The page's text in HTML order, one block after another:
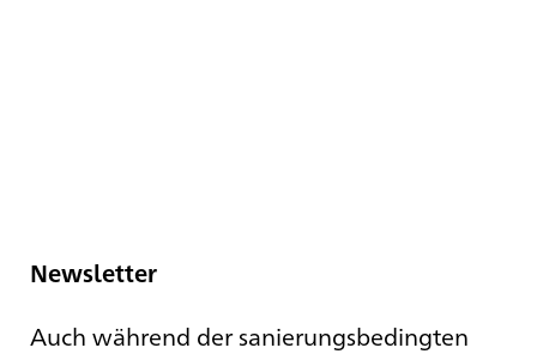
Newsletter
Auch während der sanierungsbedingten